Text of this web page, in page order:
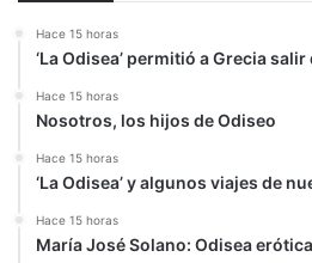
Hace 15 horas
‘La Odisea’ permitió a Grecia
Hace 15 horas
Nosotros, los hijos de Odiseo
Hace 15 horas
‘La Odisea’ y algunos viajes de
Hace 15 horas
María José Solano: Odisea erótica